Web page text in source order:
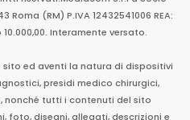
Roma (RM) P.IVA 12432541006 REA:
10.000,00. Interamente versato.
ed aventi la natura di dispositivi
presidi medico chirurgici,
nonché tutti i contenuti del sito
foto, disegni, allegati, descrizioni e